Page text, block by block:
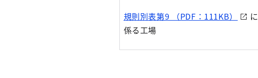
規則別表第9 （PDF：111KB）
に
係る工場